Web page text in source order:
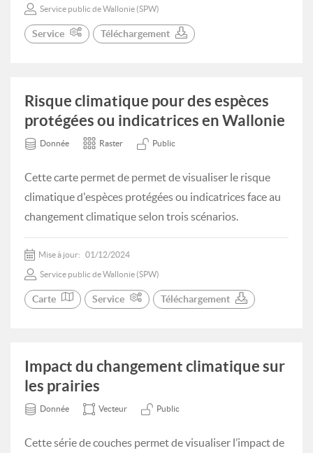
Service public de Wallonie (SPW)
Service Téléchargement
Risque climatique pour des espèces
protégées ou indicatrices en Wallonie
Donnée Raster Public
Cette carte permet de permet de visualiser le risque
climatique d'espèces protégées ou indicatrices face au
changement climatique selon trois scénarios.
Mise à jour: 01/12/2024
Service public de Wallonie (SPW)
Carte Service Téléchargement
Impact du changement climatique sur
les prairies
Donnée Vecteur Public
Cette série de couches permet de visualiser l’impact de